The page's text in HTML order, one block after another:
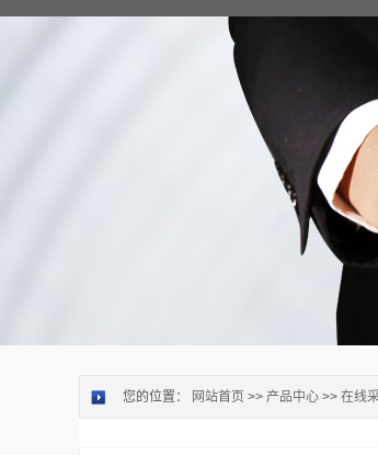
您的位置： 网站首页 >> 产品中心 >> 在线